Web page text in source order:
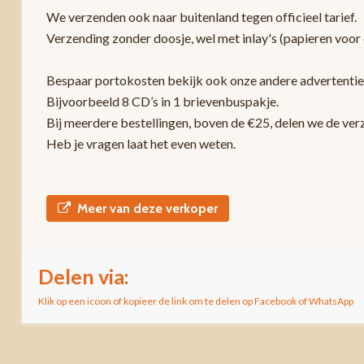
We verzenden ook naar buitenland tegen officieel tarief.
Verzending zonder doosje, wel met inlay's (papieren
Bespaar portokosten bekijk ook onze andere
Bijvoorbeeld 8 CD’s in 1 brievenbuspakje.
Bij meerdere bestellingen, boven de €25, delen we de
Heb je vragen laat het even weten.
Meer van deze verkoper
Delen via:
Klik op een icoon of kopieer de link om te delen op Facebook of WhatsApp